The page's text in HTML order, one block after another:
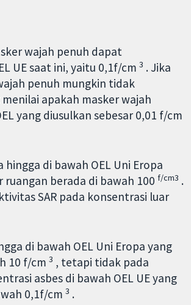
wajah penuh dapat
UE saat ini, yaitu 0,1f/cm3 . Jika
penuh mungkin tidak
apakah masker wajah
yang diusulkan sebesar 0,01 f/cm
di bawah OEL Uni Eropa
ruangan berada di bawah 100f/cm3 .
SAR pada konsentrasi luar
di bawah OEL Uni Eropa yang
10 f/cm3 , tetapi tidak pada
asbes di bawah OEL UE yang
0,1f/cm3 .